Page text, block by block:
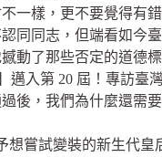
一樣，更不要覺得有
同同志，但端看如今
動了那些否定的道德
邁入第 20 屆！專訪臺
後，我們為什麼還需要
想嘗試變裝的新生代皇